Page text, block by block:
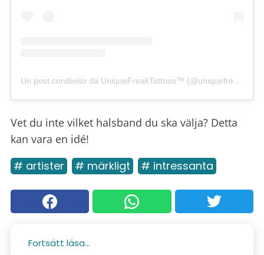
Vet du inte vilket halsband du ska välja? Detta
kan vara en idé!
# artister # märkligt # intressanta
Fortsätt läsa...